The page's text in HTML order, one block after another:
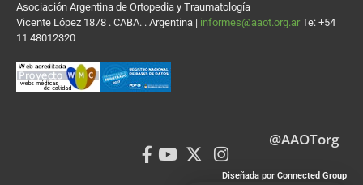
Asociación Argentina de Ortopedia y Traumatología
Vicente López 1878 . CABA. . Argentina | informes@aaot.org.ar Te: +54
11 48012320
@AAOTorg
Diseñada por Connected Group